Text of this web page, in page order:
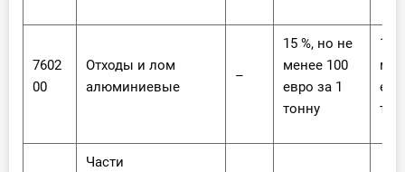
7602
00
Отходы и лом
алюминиевые
–
15 %, но не
менее 100
евро за 1
тонну
15
Части